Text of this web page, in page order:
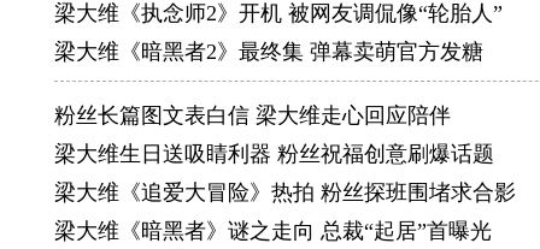
梁大维《执念师2》开机 被网友调侃像“轮胎人”
梁大维《暗黑者2》最终集 弹幕卖萌官方发糖
粉丝长篇图文表白信 梁大维走心回应陪伴
梁大维生日送吸睛利器 粉丝祝福创意刷爆话题
梁大维《追爱大冒险》热拍 粉丝探班围堵求合影
梁大维《暗黑者》谜之走向 总裁“起居”首曝光